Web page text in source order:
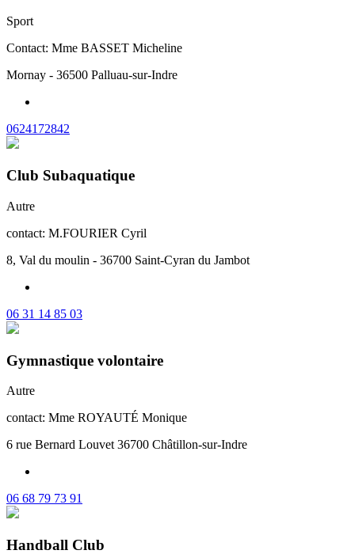
Sport
Contact: Mme BASSET Micheline
Mornay - 36500 Palluau-sur-Indre
0624172842
Club Subaquatique
Autre
contact: M.FOURIER Cyril
8, Val du moulin - 36700 Saint-Cyran du Jambot
06 31 14 85 03
Gymnastique volontaire
Autre
contact: Mme ROYAUTÉ Monique
6 rue Bernard Louvet 36700 Châtillon-sur-Indre
06 68 79 73 91
Handball Club